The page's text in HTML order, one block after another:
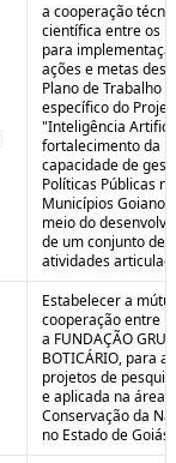
a cooperação
científica entre os
para
ações e metas
Plano de Trabalho
específico do
"Inteligência
fortalecimento da
capacidade de
Políticas Públicas
Municípios
meio do
de um conjunto de
atividades
Estabelecer a
cooperação entre
a FUNDAÇÃO
BOTICÁRIO, para
projetos de
e aplicada na área
Conservação da
no Estado de Goiás.